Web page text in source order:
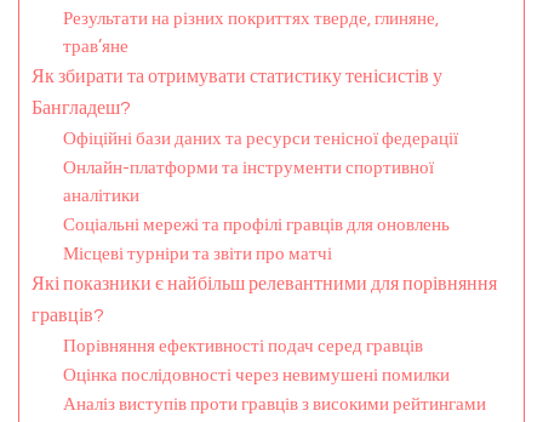
Результати на різних покриттях тверде, глиняне,
трав’яне
Як збирати та отримувати статистику тенісистів у
Бангладеш?
Офіційні бази даних та ресурси тенісної федерації
Онлайн-платформи та інструменти спортивної
аналітики
Соціальні мережі та профілі гравців для оновлень
Місцеві турніри та звіти про матчі
Які показники є найбільш релевантними для порівняння
гравців?
Порівняння ефективності подач серед гравців
Оцінка послідовності через невимушені помилки
Аналіз виступів проти гравців з високими рейтингами